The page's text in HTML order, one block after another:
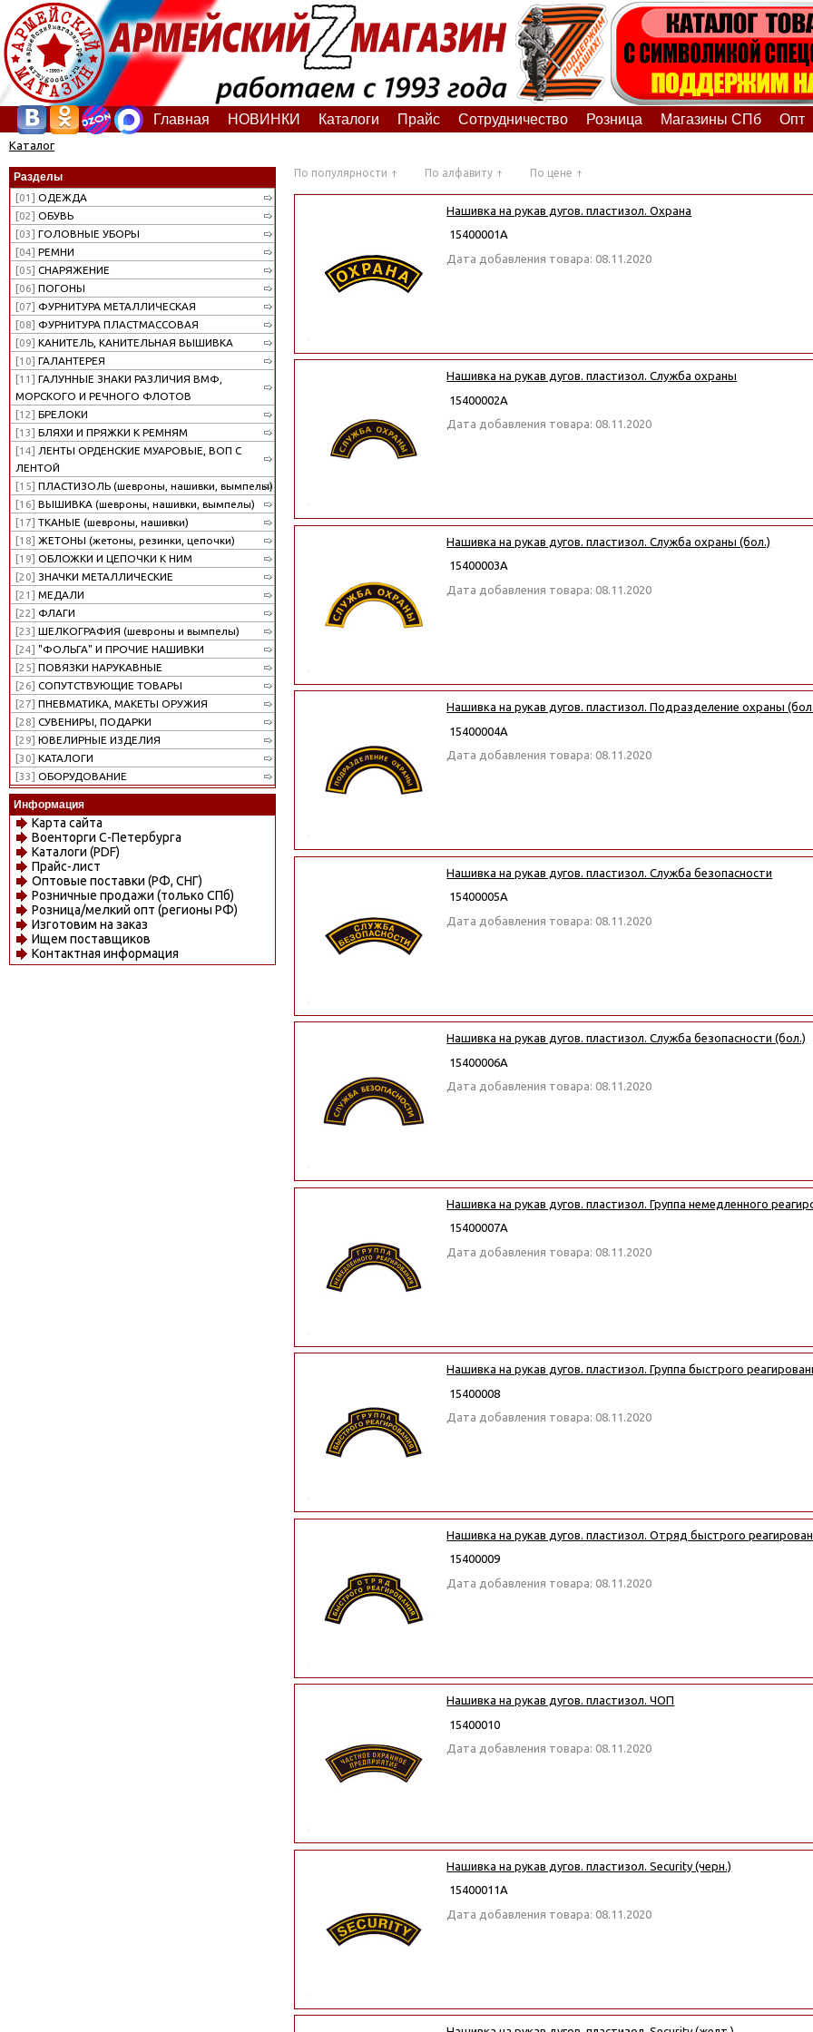
Главная НОВИНКИ Каталоги Прайс Сотрудничество Розница Магазины СПб Опт
Каталог
Разделы
[01] ОДЕЖДА
[02] ОБУВЬ
[03] ГОЛОВНЫЕ УБОРЫ
[04] РЕМНИ
[05] СНАРЯЖЕНИЕ
[06] ПОГОНЫ
[07] ФУРНИТУРА МЕТАЛЛИЧЕСКАЯ
[08] ФУРНИТУРА ПЛАСТМАССОВАЯ
[09] КАНИТЕЛЬ, КАНИТЕЛЬНАЯ ВЫШИВКА
[10] ГАЛАНТЕРЕЯ
[11] ГАЛУННЫЕ ЗНАКИ РАЗЛИЧИЯ ВМФ,
МОРСКОГО И РЕЧНОГО ФЛОТОВ
[12] БРЕЛОКИ
[13] БЛЯХИ И ПРЯЖКИ К РЕМНЯМ
[14] ЛЕНТЫ ОРДЕНСКИЕ МУАРОВЫЕ, ВОП С
ЛЕНТОЙ
[15] ПЛАСТИЗОЛЬ (шевроны, нашивки, вымпелы)
[16] ВЫШИВКА (шевроны, нашивки, вымпелы)
[17] ТКАНЫЕ (шевроны, нашивки)
[18] ЖЕТОНЫ (жетоны, резинки, цепочки)
[19] ОБЛОЖКИ И ЦЕПОЧКИ К НИМ
[20] ЗНАЧКИ МЕТАЛЛИЧЕСКИЕ
[21] МЕДАЛИ
[22] ФЛАГИ
[23] ШЕЛКОГРАФИЯ (шевроны и вымпелы)
[24] "ФОЛЬГА" И ПРОЧИЕ НАШИВКИ
[25] ПОВЯЗКИ НАРУКАВНЫЕ
[26] СОПУТСТВУЮЩИЕ ТОВАРЫ
[27] ПНЕВМАТИКА, МАКЕТЫ ОРУЖИЯ
[28] СУВЕНИРЫ, ПОДАРКИ
[29] ЮВЕЛИРНЫЕ ИЗДЕЛИЯ
[30] КАТАЛОГИ
[33] ОБОРУДОВАНИЕ
Информация
Карта сайта
Военторги С-Петербурга
Каталоги (PDF)
Прайс-лист
Оптовые поставки (РФ, СНГ)
Розничные продажи (только СПб)
Розница/мелкий опт (регионы РФ)
Изготовим на заказ
Ищем поставщиков
Контактная информация
По популярности По алфавиту По цене
Нашивка на рукав дугов. пластизол. Охрана
15400001А
Дата добавления товара: 08.11.2020
Нашивка на рукав дугов. пластизол. Служба охраны
15400002А
Дата добавления товара: 08.11.2020
Нашивка на рукав дугов. пластизол. Служба охраны (бол.)
15400003А
Дата добавления товара: 08.11.2020
Нашивка на рукав дугов. пластизол. Подразделение охраны
15400004А
Дата добавления товара: 08.11.2020
Нашивка на рукав дугов. пластизол. Служба безопасности
15400005А
Дата добавления товара: 08.11.2020
Нашивка на рукав дугов. пластизол. Служба безопасности (бол.)
15400006А
Дата добавления товара: 08.11.2020
Нашивка на рукав дугов. пластизол. Группа немедленного
15400007А
Дата добавления товара: 08.11.2020
Нашивка на рукав дугов. пластизол. Группа быстрого
15400008
Дата добавления товара: 08.11.2020
Нашивка на рукав дугов. пластизол. Отряд быстрого
15400009
Дата добавления товара: 08.11.2020
Нашивка на рукав дугов. пластизол. ЧОП
15400010
Дата добавления товара: 08.11.2020
Нашивка на рукав дугов. пластизол. Security (черн.)
15400011А
Дата добавления товара: 08.11.2020